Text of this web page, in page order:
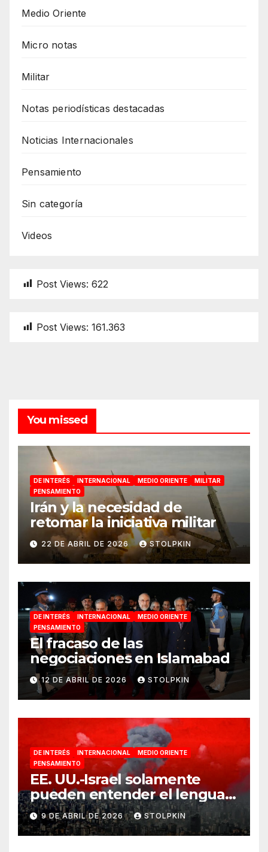
Medio Oriente
Micro notas
Militar
Notas periodísticas destacadas
Noticias Internacionales
Pensamiento
Sin categoría
Videos
Post Views: 622
Post Views: 161.363
You missed
DE INTERÉS INTERNACIONAL MEDIO ORIENTE
MILITAR
PENSAMIENTO
Irán y la necesidad de
retomar la iniciativa militar
22 DE ABRIL DE 2026 STOLPKIN
DE INTERÉS INTERNACIONAL
MEDIO ORIENTE
PENSAMIENTO
El fracaso de las
negociaciones en Islamabad
12 DE ABRIL DE 2026 STOLPKIN
DE INTERÉS INTERNACIONAL
MEDIO ORIENTE
PENSAMIENTO
EE. UU.-Israel solamente
pueden entender el lenguaje
de la guerra
9 DE ABRIL DE 2026 STOLPKIN